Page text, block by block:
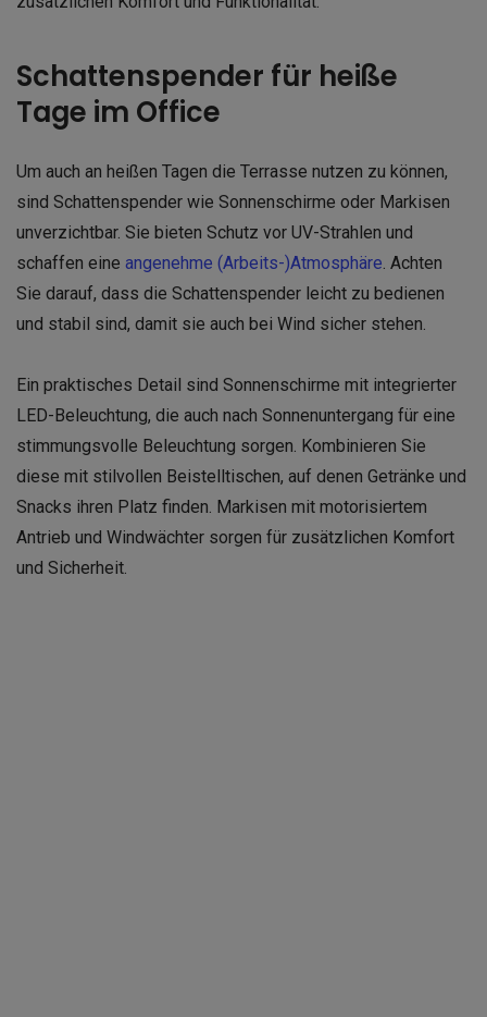
Schattenspender für heiße
Tage im Office
Um auch an heißen Tagen die Terrasse nutzen zu können,
sind Schattenspender wie Sonnenschirme oder Markisen
unverzichtbar. Sie bieten Schutz vor UV-Strahlen und
schaffen eine angenehme (Arbeits-)Atmosphäre. Achten
Sie darauf, dass die Schattenspender leicht zu bedienen
und stabil sind, damit sie auch bei Wind sicher stehen.
Ein praktisches Detail sind Sonnenschirme mit integrierter
LED-Beleuchtung, die auch nach Sonnenuntergang für eine
stimmungsvolle Beleuchtung sorgen. Kombinieren Sie
diese mit stilvollen Beistelltischen, auf denen Getränke und
Snacks ihren Platz finden. Markisen mit motorisiertem
Antrieb und Windwächter sorgen für zusätzlichen Komfort
und Sicherheit.